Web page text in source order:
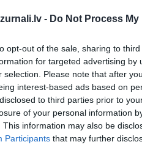
- Do Not Process
opt-out of the sale, sharing to
for targeted advertising
selection. Please note that after
interest-based ads based on
to third parties prior to
of your personal information
This information may also be
Participants that may further
Abonēšanas
2026. gada
*Visas cenas portālā
Žurnālu izdevumu
noteikumi